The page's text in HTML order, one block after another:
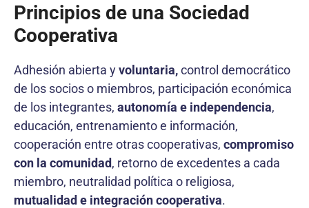
Principios de una Sociedad
Cooperativa
Adhesión abierta yvoluntaria,control democrático
de los socios o miembros, participación económica
de los integrantes, autonomía e independencia,
educación, entrenamiento e información,
cooperación entre otras cooperativas, compromiso
con la comunidad, retorno de excedentes a cada
miembro, neutralidad política o religiosa,
mutualidad e integración cooperativa.